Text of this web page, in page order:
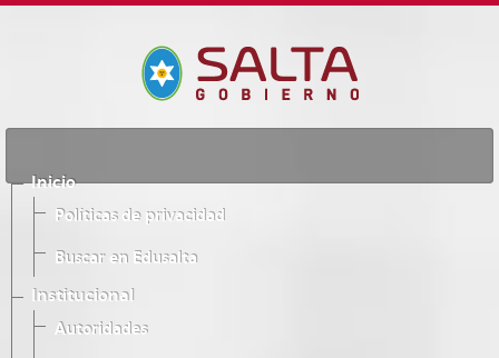
Inicio
Políticas de privacidad
Buscar en Edusalta
Institucional
Autoridades